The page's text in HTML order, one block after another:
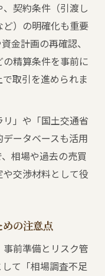
契約条件（引渡し
）の明確化も重要
金計画の再確認、
精算条件を事前に
取引を進められま
」や「国土交通省
ータベースも活用
相場や過去の売買
交渉材料として役
の注意点
前準備とリスク管
て「相場調査不足